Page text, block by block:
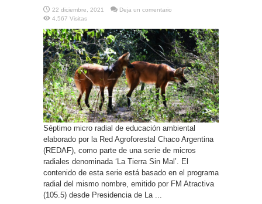
22 diciembre, 2021
Deja un comentario
4,567 Visitas
Séptimo micro radial de educación ambiental
elaborado por la Red Agroforestal Chaco Argentina
(REDAF), como parte de una serie de micros
radiales denominada ‘La Tierra Sin Mal’. El
contenido de esta serie está basado en el programa
radial del mismo nombre, emitido por FM Atractiva
(105.5) desde Presidencia de La ...